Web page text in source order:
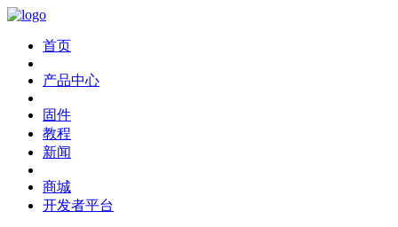
首页
产品中心
固件
教程
新闻
商城
开发者平台